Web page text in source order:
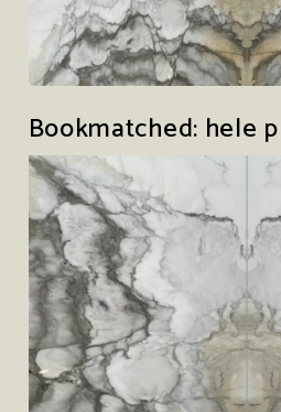
Bookmatched: hele